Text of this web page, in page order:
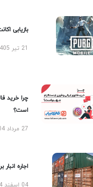
بازیابی
چرا خرید
است؟
27 مرداد 1404
اجاره انبار
04 اسفند 1404